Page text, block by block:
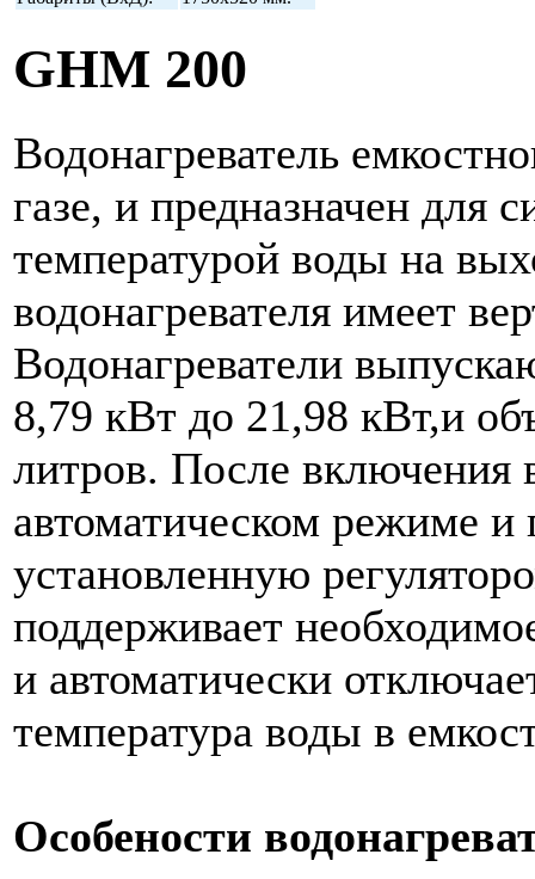
GHM 200
Водонагреватель
газе, и предназначен для
температурой воды на
водонагревателя имеет
Водонагреватели
8,79 кВт до 21,98 кВт,и
литров. После включения
автоматическом режиме и
установленную
поддерживает
и автоматически
температура воды в
Особености